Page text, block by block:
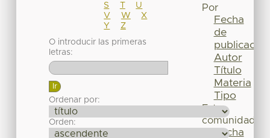
S
T
U
V
W
X
Y
Z
O introducir las primeras
letras:
Ordenar por:
Orden:
Por
Fecha
de
publicación
Autor
Título
Materia
Tipo
Esta
comunidad
Fecha